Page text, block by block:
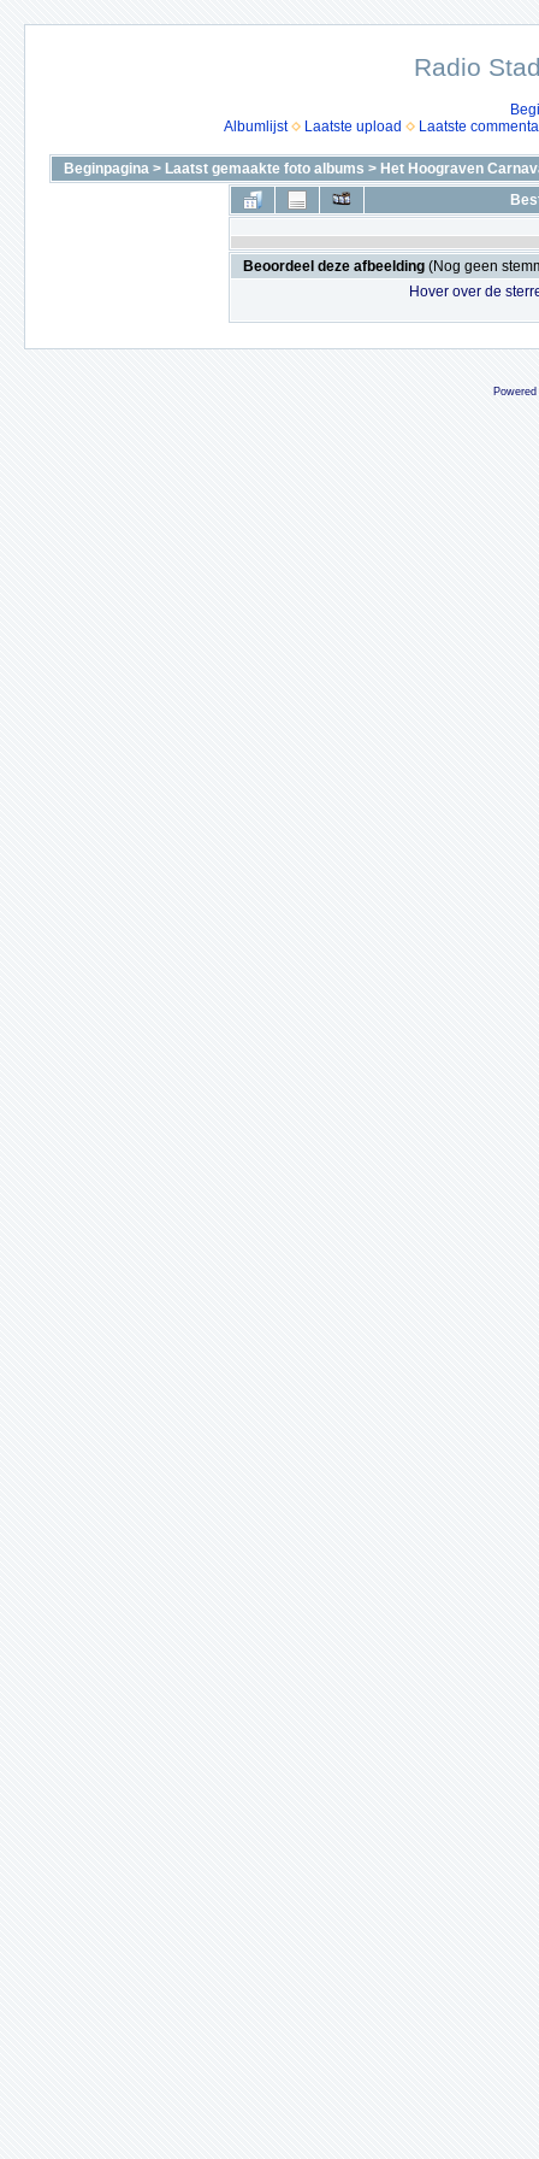
Radio
Albumlijst
Laatste upload Laatste
Beginpagina > Laatst gemaakte foto albums > Het Hoograven
Beoordeel deze afbeelding (Nog geen
Hover over de